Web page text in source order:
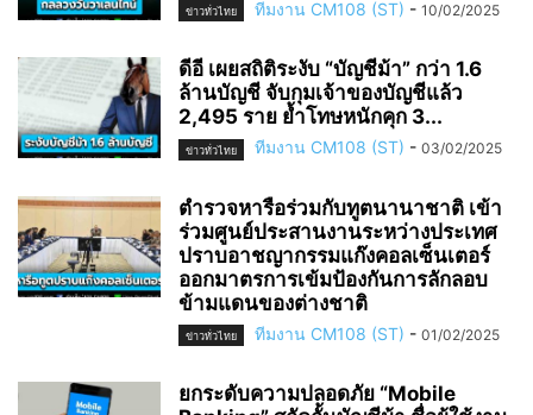
ข่าวทั่วไทย ทีมงาน CM108 (ST) - 10/02/2025
ดีอี เผยสถิติระงับ “บัญชีม้า” กว่า 1.6
ล้านบัญชี จับกุมเจ้าของบัญชีแล้ว
2,495 ราย ย้ำโทษหนักคุก 3...
ข่าวทั่วไทย ทีมงาน CM108 (ST) - 03/02/2025
ตำรวจหารือร่วมกับทูตนานาชาติ เข้า
ร่วมศูนย์ประสานงานระหว่างประเทศ
ปราบอาชญากรรมแก๊งคอลเซ็นเตอร์
ออกมาตรการเข้มป้องกันการลักลอบ
ข้ามแดนของต่างชาติ
ข่าวทั่วไทย ทีมงาน CM108 (ST) - 01/02/2025
ยกระดับความปลอดภัย “Mobile